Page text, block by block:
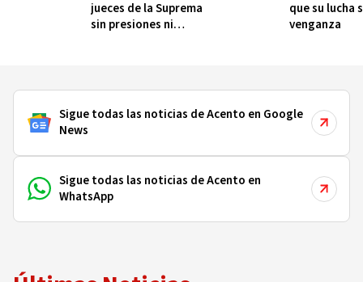
jueces de la Suprema
sin presiones ni
que su lucha
venganza
Sigue todas las noticias de Acento en Google
News
Sigue todas las noticias de Acento en
WhatsApp